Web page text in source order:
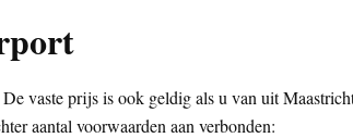
vaste prijs is ook geldig als u van uit
aantal voorwaarden aan verbonden: